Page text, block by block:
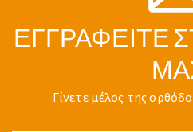
ΕΓΓΡΑΦΕΊΤΕ
Γίνετε μέλος της